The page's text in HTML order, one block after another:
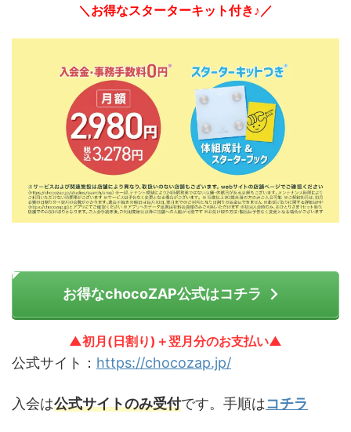
＼お得なスターターキット付き♪／
お得なchocoZAP公式はコチラ
▲初月(日割り)＋翌月分のお支払い▲
公式サイト： https://chocozap.jp/
入会は公式サイトのみ受付です。手順はコチラ